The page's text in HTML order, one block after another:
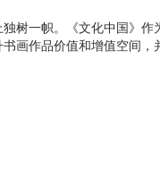
一帜。《文化中国》作
画作品价值和增值空间，